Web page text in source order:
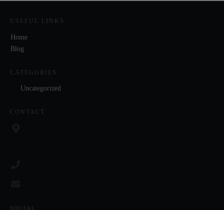
USEFUL LINKS
Home
Blog
CATEGORIES
Uncategorized
CONTACT
SOCIAL